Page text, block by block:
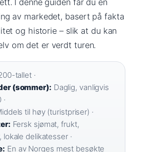
av markedet, basert på fakta
og historie – slik at du kan
om det er verdt turen.
tallet ·
(sommer): Daglig, vanligvis
til høy (turistpriser) ·
Fersk sjømat, frukt,
lokale delikatesser ·
En av Norges mest besøkte